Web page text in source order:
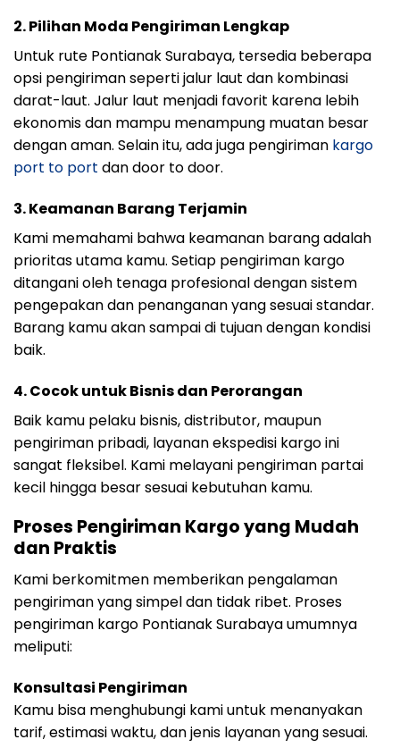
2. Pilihan Moda Pengiriman Lengkap
Untuk rute Pontianak Surabaya, tersedia beberapa
opsi pengiriman seperti jalur laut dan kombinasi
darat-laut. Jalur laut menjadi favorit karena lebih
ekonomis dan mampu menampung muatan besar
dengan aman. Selain itu, ada juga pengiriman kargo
port to port dan door to door.
3. Keamanan Barang Terjamin
Kami memahami bahwa keamanan barang adalah
prioritas utama kamu. Setiap pengiriman kargo
ditangani oleh tenaga profesional dengan sistem
pengepakan dan penanganan yang sesuai standar.
Barang kamu akan sampai di tujuan dengan kondisi
baik.
4. Cocok untuk Bisnis dan Perorangan
Baik kamu pelaku bisnis, distributor, maupun
pengiriman pribadi, layanan ekspedisi kargo ini
sangat fleksibel. Kami melayani pengiriman partai
kecil hingga besar sesuai kebutuhan kamu.
Proses Pengiriman Kargo yang Mudah
dan Praktis
Kami berkomitmen memberikan pengalaman
pengiriman yang simpel dan tidak ribet. Proses
pengiriman kargo Pontianak Surabaya umumnya
meliputi:
Konsultasi Pengiriman
Kamu bisa menghubungi kami untuk menanyakan
tarif, estimasi waktu, dan jenis layanan yang sesuai.